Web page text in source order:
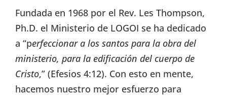
Fundada en 1968 por el Rev. Les Thompson,
Ph.D. el Ministerio de LOGOI se ha dedicado
a “perfeccionar a los santos para la obra del
ministerio, para la edificación del cuerpo de
Cristo,” (Efesios 4:12). Con esto en mente,
hacemos nuestro mejor esfuerzo para